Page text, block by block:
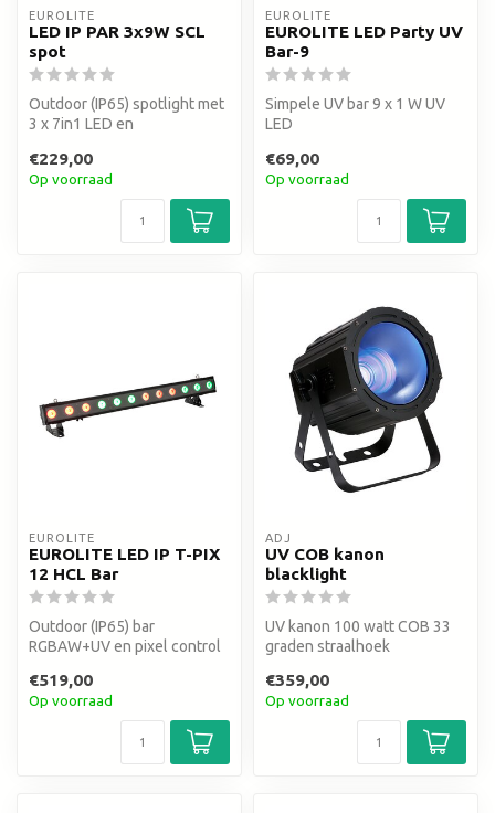
EUROLITE
LED IP PAR 3x9W SCL
spot
Outdoor (IP65) spotlight met
3 x 7in1 LED en
kleurenmix
€229,00
Op voorraad
EUROLITE
EUROLITE LED Party UV
Bar-9
Simpele UV bar 9 x 1 W UV
LED
€69,00
Op voorraad
EUROLITE
EUROLITE LED IP T-PIX
12 HCL Bar
Outdoor (IP65) bar
RGBAW+UV en pixel control
€519,00
Op voorraad
ADJ
UV COB kanon
blacklight
UV kanon 100 watt COB 33
graden straalhoek
€359,00
Op voorraad